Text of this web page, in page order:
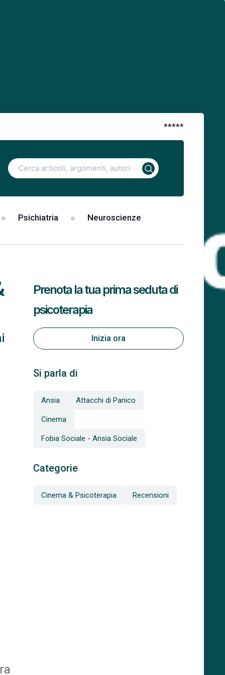
*****
Ricerca
per:
Psichiatria Neuroscienze
Si parla di
Ansia Attacchi di Panico
Cinema
Fobia Sociale - Ansia Sociale
Categorie
Cinema & Psicoterapia Recensioni
Prenota la tua prima seduta di
psicoterapia
Inizia ora